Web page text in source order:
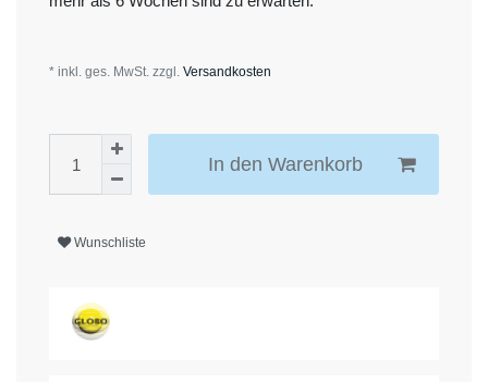
* inkl. ges. MwSt. zzgl. Versandkosten
In den Warenkorb
Wunschliste